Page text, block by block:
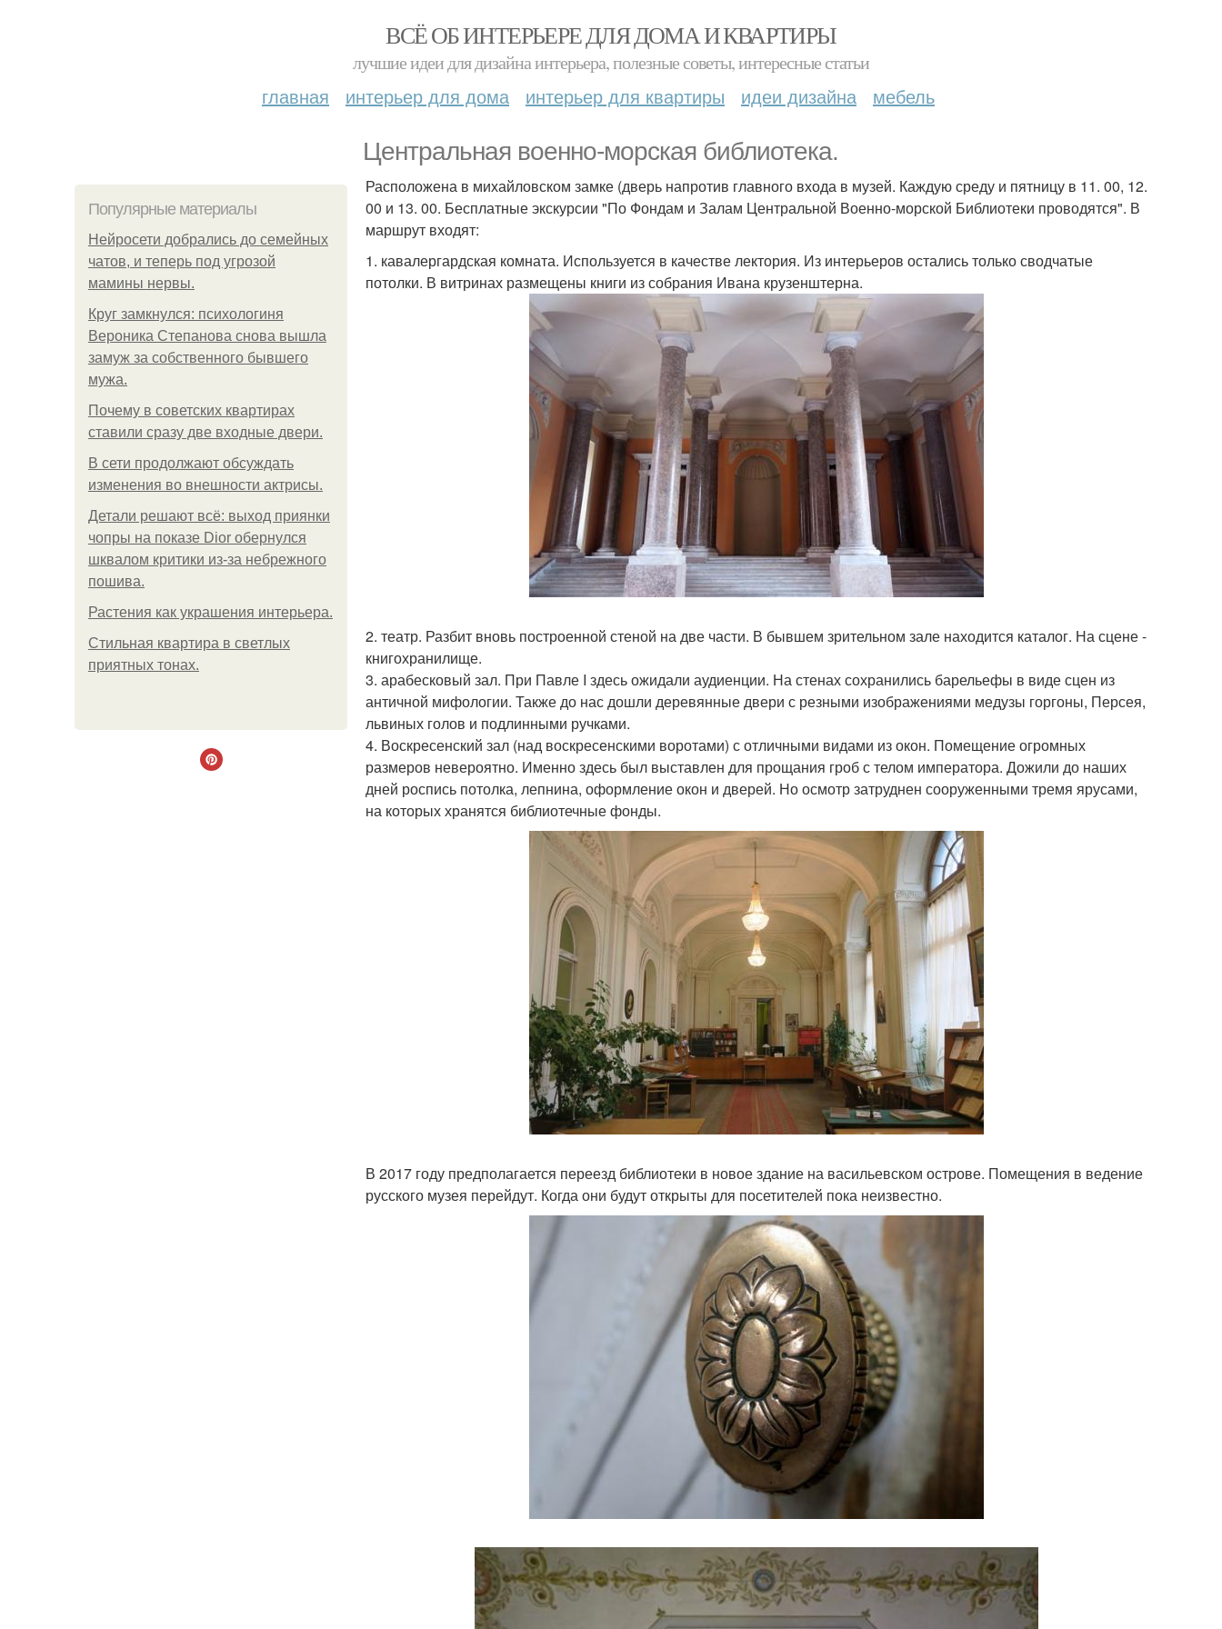
ВСЁ ОБ ИНТЕРЬЕРЕ ДЛЯ ДОМА И КВАРТИРЫ
лучшие идеи для дизайна интерьера, полезные советы, интересные статьи
главная интерьер для дома интерьер для квартиры идеи дизайна мебель
Центральная военно-морская библиотека.
Популярные материалы
Нейросети добрались до семейных
чатов, и теперь под угрозой
мамины нервы.
Круг замкнулся: психологиня
Вероника Степанова снова вышла
замуж за собственного бывшего
мужа.
Почему в советских квартирах
ставили сразу две входные двери.
В сети продолжают обсуждать
изменения во внешности актрисы.
Детали решают всё: выход приянки
чопры на показе Dior обернулся
шквалом критики из-за небрежного
пошива.
Растения как украшения интерьера.
Стильная квартира в светлых
приятных тонах.
Расположена в михайловском замке (дверь напротив главного входа в музей. Каждую среду и пятницу в 11. 00, 12.
00 и 13. 00. Бесплатные экскурсии "По Фондам и Залам Центральной Военно-морской Библиотеки проводятся". В
маршрут входят:
1. кавалергардская комната. Используется в качестве лектория. Из интерьеров остались только сводчатые
потолки. В витринах размещены книги из собрания Ивана крузенштерна.
2. театр. Разбит вновь построенной стеной на две части. В бывшем зрительном зале находится каталог. На сцене -
книгохранилище.
3. арабесковый зал. При Павле I здесь ожидали аудиенции. На стенах сохранились барельефы в виде сцен из
античной мифологии. Также до нас дошли деревянные двери с резными изображениями медузы горгоны, Персея,
львиных голов и подлинными ручками.
4. Воскресенский зал (над воскресенскими воротами) с отличными видами из окон. Помещение огромных
размеров невероятно. Именно здесь был выставлен для прощания гроб с телом императора. Дожили до наших
дней роспись потолка, лепнина, оформление окон и дверей. Но осмотр затруднен сооруженными тремя ярусами,
на которых хранятся библиотечные фонды.
В 2017 году предполагается переезд библиотеки в новое здание на васильевском острове. Помещения в ведение
русского музея перейдут. Когда они будут открыты для посетителей пока неизвестно.